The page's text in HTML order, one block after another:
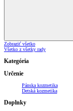
Zobraziť všetko
Všetko z všetky rady
Kategória
Určenie
Pánska kozmetika
Detská kozmetika
Doplnky